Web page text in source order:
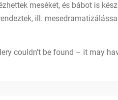
meséket, és bábot is
ill.
couldn't be found – it may